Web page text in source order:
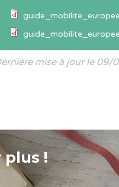
mise à jour le 09/
plus !